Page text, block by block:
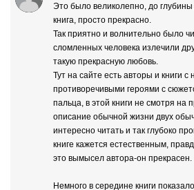
Это было великолепно, до глубины
книга, просто прекрасно.
Так приятно и волнительно было
сломленных человека излечили
такую прекрасную любовь.
Тут на сайте есть авторы и книги
противоречивыми героями с
пальца, в этой книги не смотря на
описание обычной жизни двух
интересно читать и так глубоко
книге кажется естественным,
это вымысел автора-он прекрасен.
Немного в середине книги